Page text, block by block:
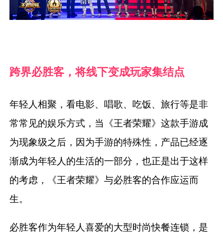
跨界必胜客，将线下变成玩家集结点
年轻人相聚，看电影、唱歌、吃饭、旅行等是非
常常见的娱乐方式，当《王者荣耀》这款手游成
为现象级之后，因为手游的特殊性，产品已经逐
渐成为年轻人的生活的一部分，也正是出于这样
的考虑，《王者荣耀》与必胜客的合作应运而
生。
必胜客作为年轻人喜爱的大型时尚快餐连锁，是